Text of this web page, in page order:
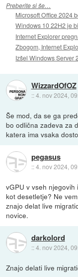
Preberite si še…
Microsoft Office 2024
Windows 10 22H2 je
Internet Explorer
Zbogom, Internet
Izšel Windows Server
WizzardOfOZ
::4. nov 2024,
Še mod, da se ga
bo odlična zadeva za
katera ima vsaka
pegasus
::4. nov 2024,
vGPU v vseh
kot desetletje? Ne
znajo delat live
novice.
darkolord
::4. nov 2024,
Znajo delati live